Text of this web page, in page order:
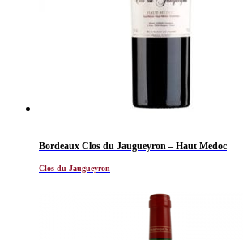
Al momento non disponibile
Bordeaux Clos du Jaugueyron – Haut Medoc
Clos du Jaugueyron